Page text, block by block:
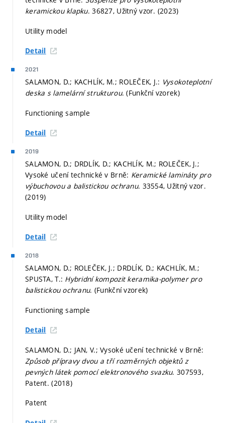
keramickou klapku. 36827, Užitný vzor. (2023)
Utility model
Detail
2021
SALAMON, D.; KACHLÍK, M.; ROLEČEK, J.: Vysokoteplotní
deska s lamelární strukturou. (Funkční vzorek)
Functioning sample
Detail
2019
SALAMON, D.; DRDLÍK, D.; KACHLÍK, M.; ROLEČEK, J.;
Vysoké učení technické v Brně: Keramické lamináty pro
výbuchovou a balistickou ochranu. 33554, Užitný vzor.
(2019)
Utility model
Detail
2018
SALAMON, D.; ROLEČEK, J.; DRDLÍK, D.; KACHLÍK, M.;
SPUSTA, T.: Hybridní kompozit keramika-polymer pro
balistickou ochranu. (Funkční vzorek)
Functioning sample
Detail
SALAMON, D.; JAN, V.; Vysoké učení technické v Brně:
Způsob přípravy dvou a tří rozměrných objektů z
pevných látek pomocí elektronového svazku. 307593,
Patent. (2018)
Patent